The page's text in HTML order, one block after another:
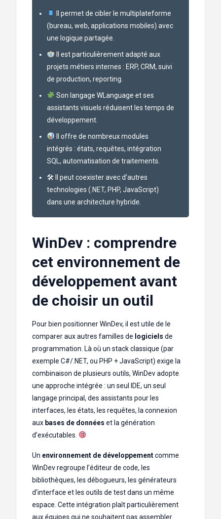
Il permet de cibler le multiplateforme
(bureau, web, applications mobiles) avec
une logique partagée.
Il est particulièrement adapté aux
projets métiers internes : ERP, CRM, suivi
de production, reporting.
Son langage WLanguage et ses
assistants visuels réduisent les temps de
développement.
Il offre de nombreux modules
intégrés : états, requêtes, intégration
SQL, automatisation de traitements.
🛠 Il peut coexister avec d’autres
technologies (.NET, PHP, JavaScript)
dans une architecture hybride.
WinDev : comprendre
cet environnement de
développement avant
de choisir un outil
Pour bien positionner WinDev, il est utile de le
comparer aux autres familles de logiciels de
programmation. Là où un stack classique (par
exemple C#/.NET, ou PHP + JavaScript) exige la
combinaison de plusieurs outils, WinDev adopte
une approche intégrée : un seul IDE, un seul
langage principal, des assistants pour les
interfaces, les états, les requêtes, la connexion
aux bases de données et la génération
d’exécutables.
Un environnement de développementcomme
WinDev regroupe l’éditeur de code, les
bibliothèques, les débogueurs, les générateurs
d’interface et les outils de test dans un même
espace. Cette intégration plaît particulièrement
aux équipes qui ne souhaitent pas assembler